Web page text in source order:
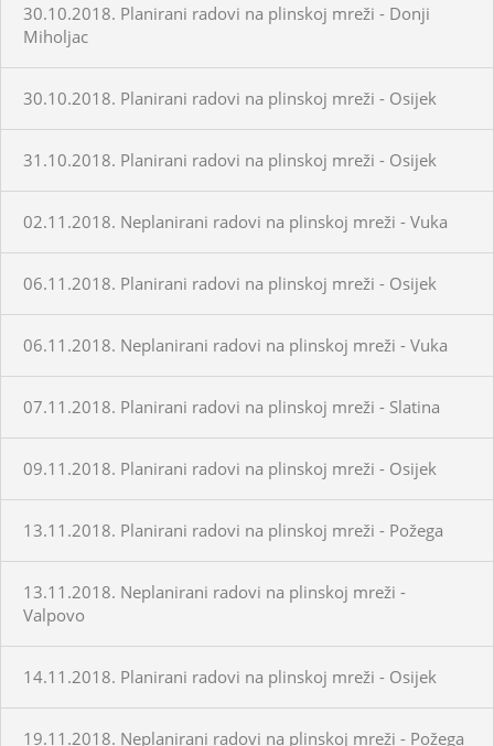
30.10.2018. Planirani radovi na plinskoj mreži - Donji
Miholjac
30.10.2018. Planirani radovi na plinskoj mreži - Osijek
31.10.2018. Planirani radovi na plinskoj mreži - Osijek
02.11.2018. Neplanirani radovi na plinskoj mreži - Vuka
06.11.2018. Planirani radovi na plinskoj mreži - Osijek
06.11.2018. Neplanirani radovi na plinskoj mreži - Vuka
07.11.2018. Planirani radovi na plinskoj mreži - Slatina
09.11.2018. Planirani radovi na plinskoj mreži - Osijek
13.11.2018. Planirani radovi na plinskoj mreži - Požega
13.11.2018. Neplanirani radovi na plinskoj mreži -
Valpovo
14.11.2018. Planirani radovi na plinskoj mreži - Osijek
19.11.2018. Neplanirani radovi na plinskoj mreži - Požega